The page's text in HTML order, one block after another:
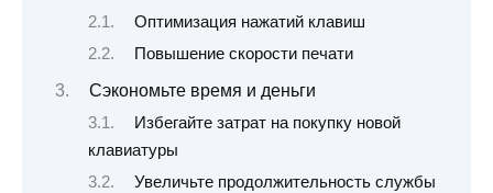
Оптимизация нажатий клавиш
Повышение скорости печати
Сэкономьте время и деньги
Избегайте затрат на покупку новой
клавиатуры
Увеличьте продолжительность службы